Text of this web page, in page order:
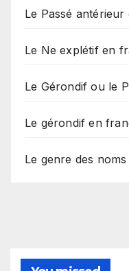
Le Passé
Le Ne explétif en
Le Gérondif ou le
Le gérondif en
Le genre des